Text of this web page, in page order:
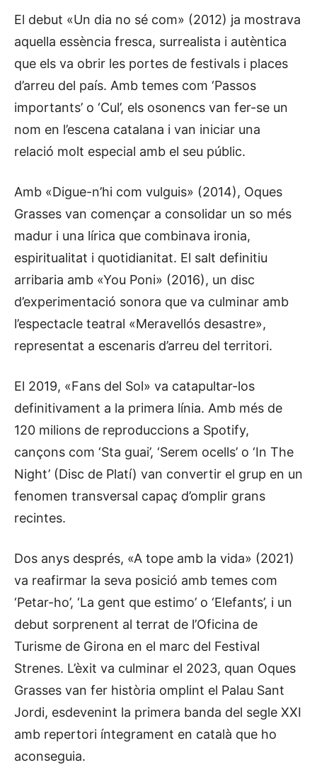
El debut «Un dia no sé com» (2012) ja mostrava
aquella essència fresca, surrealista i autèntica
que els va obrir les portes de festivals i places
d’arreu del país. Amb temes com ‘Passos
importants’ o ‘Cul’, els osonencs van fer-se un
nom en l’escena catalana i van iniciar una
relació molt especial amb el seu públic.
Amb «Digue-n’hi com vulguis» (2014), Oques
Grasses van començar a consolidar un so més
madur i una lírica que combinava ironia,
espiritualitat i quotidianitat. El salt definitiu
arribaria amb «You Poni» (2016), un disc
d’experimentació sonora que va culminar amb
l’espectacle teatral «Meravellós desastre»,
representat a escenaris d’arreu del territori.
El 2019, «Fans del Sol» va catapultar-los
definitivament a la primera línia. Amb més de
120 milions de reproduccions a Spotify,
cançons com ‘Sta guai’, ‘Serem ocells’ o ‘In The
Night’ (Disc de Platí) van convertir el grup en un
fenomen transversal capaç d’omplir grans
recintes.
Dos anys després, «A tope amb la vida» (2021)
va reafirmar la seva posició amb temes com
‘Petar-ho’, ‘La gent que estimo’ o ‘Elefants’, i un
debut sorprenent al terrat de l’Oficina de
Turisme de Girona en el marc del Festival
Strenes. L’èxit va culminar el 2023, quan Oques
Grasses van fer història omplint el Palau Sant
Jordi, esdevenint la primera banda del segle XXI
amb repertori íntegrament en català que ho
aconseguia.